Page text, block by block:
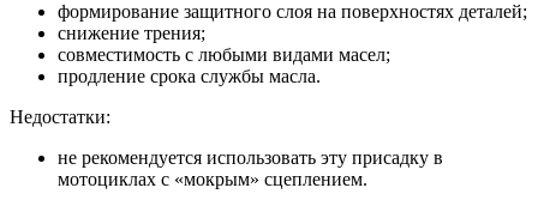
формирование защитного слоя на поверхностях деталей;
снижение трения;
совместимость с любыми видами масел;
продление срока службы масла.
Недостатки:
не рекомендуется использовать эту присадку в
мотоциклах с «мокрым» сцеплением.